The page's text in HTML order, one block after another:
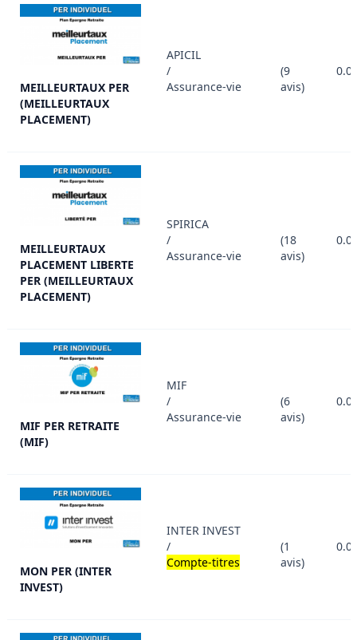
MEILLEURTAUX PER
(MEILLEURTAUX
PLACEMENT)
APICIL
/
Assurance-vie
(9
avis)
MEILLEURTAUX
PLACEMENT LIBERTE
PER (MEILLEURTAUX
PLACEMENT)
SPIRICA
/
Assurance-vie
(18
avis)
MIF PER RETRAITE
(MIF)
MIF
/
Assurance-vie
(6
avis)
MON PER (INTER
INVEST)
INTER INVEST
/
Compte-titres
(1
avis)